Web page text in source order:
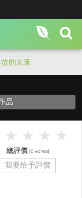
的未來
品
總評價 (0 votes)
我要给予評價